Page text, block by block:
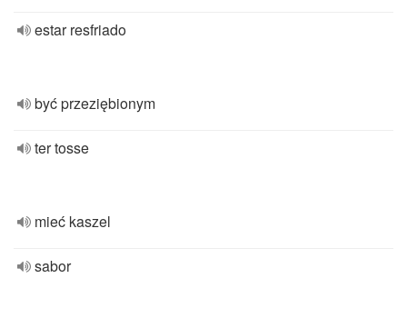
estar resfriado
być przeziębionym
ter tosse
mieć kaszel
sabor